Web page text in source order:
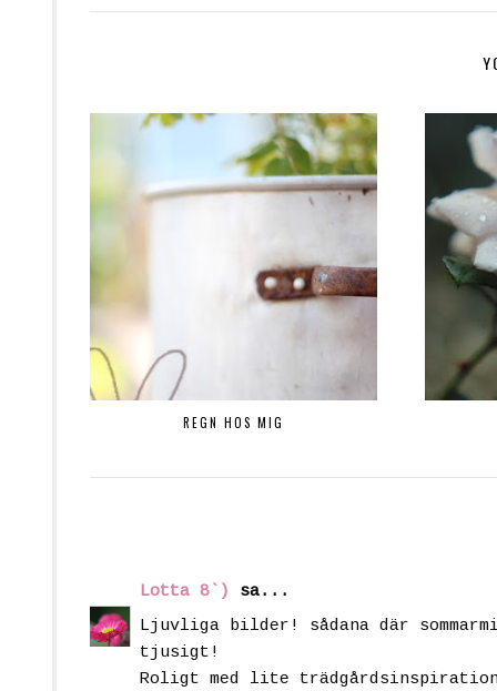
REGN HOS MIG
Lotta 8`)
sa...
Ljuvliga bilder! sådana där
tjusigt!
Roligt med lite